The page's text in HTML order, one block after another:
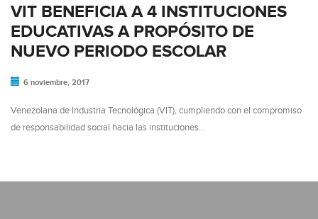
VIT BENEFICIA A 4 INSTITUCIONES
EDUCATIVAS A PROPÓSITO DE
NUEVO PERIODO ESCOLAR
6 noviembre, 2017
Venezolana de Industria Tecnológica (VIT), cumpliendo con el compromiso
de responsabilidad social hacia las instituciones…